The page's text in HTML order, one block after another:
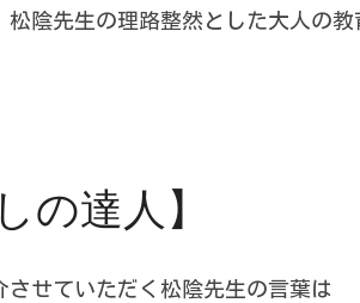
松陰先生の理路整然とした大人の教
の達人】
させていただく松陰先生の言葉は